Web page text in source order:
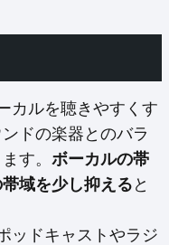
カルを聴きやすくす
ドの楽器とのバラ
す。 ボーカルの帯
域を少し抑える と
ッドキャストやラジ